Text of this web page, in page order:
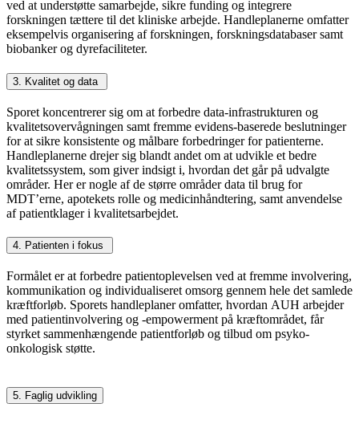
ved at understøtte samarbejde, sikre funding og integrere
forskningen tættere til det kliniske arbejde. Handleplanerne omfatter
eksempelvis organisering af forskningen, forskningsdatabaser samt
biobanker og dyrefaciliteter.
3. Kvalitet og data
Sporet koncentrerer sig om at forbedre data-infrastrukturen og
kvalitetsovervågningen samt fremme evidens-baserede beslutninger
for at sikre konsistente og målbare forbedringer for patienterne.
Handleplanerne drejer sig blandt andet om at udvikle et bedre
kvalitetssystem, som giver indsigt i, hvordan det går på udvalgte
områder. Her er nogle af de større områder data til brug for
MDT’erne, apotekets rolle og medicinhåndtering, samt anvendelse
af patientklager i kvalitetsarbejdet.
4. Patienten i fokus
Formålet er at forbedre patientoplevelsen ved at fremme involvering,
kommunikation og individualiseret omsorg gennem hele det samlede
kræftforløb. Sporets handleplaner omfatter, hvordan AUH arbejder
med patientinvolvering og -empowerment på kræftområdet, får
styrket sammenhængende patientforløb og tilbud om psyko-
onkologisk støtte.
5. Faglig udvikling